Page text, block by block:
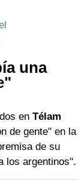
una
en Télam
de gente" en la
de su
los argentinos".